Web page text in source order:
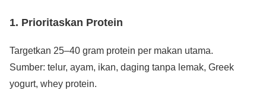
1. Prioritaskan Protein
Targetkan 25–40 gram protein per makan utama.
Sumber: telur, ayam, ikan, daging tanpa lemak, Greek
yogurt, whey protein.